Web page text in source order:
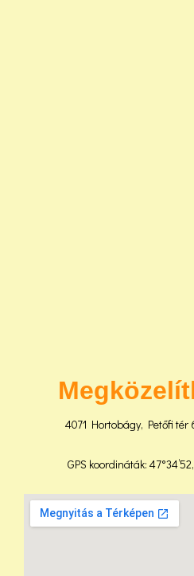
4071 Hortobágy, Petőfi tér
GPS koordináták: